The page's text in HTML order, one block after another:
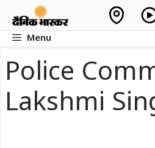
contentMenu
Police
Lakshmi